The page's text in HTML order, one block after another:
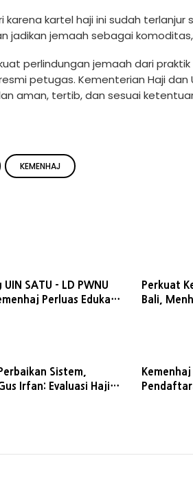
karena kartel haji ini sudah
jadikan jemaah sebagai
perlindungan jemaah dari
petugas. Kementerian Haji dan
aman, tertib, dan sesuai
KEMENHAJ
UIN SATU - LD PWNU
Perluas Edukasi
Perkuat
Bali,
Sistem,
Irfan: Evaluasi Haji